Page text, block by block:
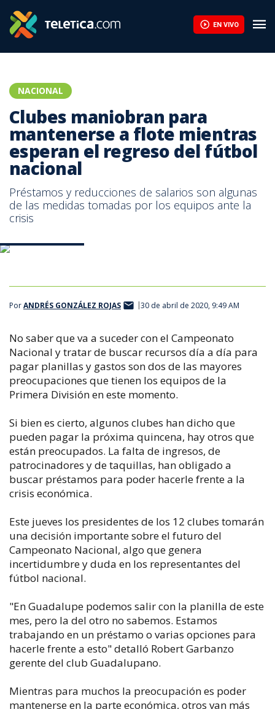
EN VIVO
NACIONAL
Clubes maniobran para
mantenerse a flote mientras
esperan el regreso del fútbol
nacional
Préstamos y reducciones de salarios son algunas
de las medidas tomadas por los equipos ante la
crisis
PorANDRÉS GONZÁLEZ ROJAS 30 de abril de 2020, 9:49 AM
No saber que va a suceder con el Campeonato
Nacional y tratar de buscar recursos día a día para
pagar planillas y gastos son dos de las mayores
preocupaciones que tienen los equipos de la
Primera División en este momento.
Si bien es cierto, algunos clubes han dicho que
pueden pagar la próxima quincena, hay otros que
están preocupados. La falta de ingresos, de
patrocinadores y de taquillas, han obligado a
buscar préstamos para poder hacerle frente a la
crisis económica.
Este jueves los presidentes de los 12 clubes tomarán
una decisión importante sobre el futuro del
Campeonato Nacional, algo que genera
incertidumbre y duda en los representantes del
fútbol nacional.
"En Guadalupe podemos salir con la planilla de este
mes, pero la del otro no sabemos. Estamos
trabajando en un préstamo o varias opciones para
hacerle frente a esto" detalló Robert Garbanzo
gerente del club Guadalupano.
Mientras para muchos la preocupación es poder
mantenerse en la parte económica, otros van más